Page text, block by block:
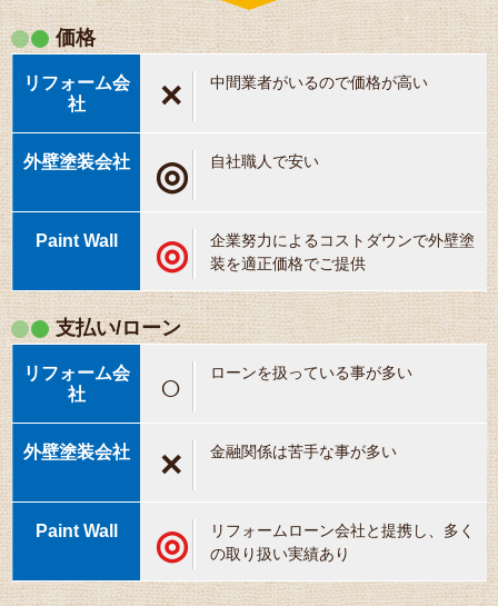
価格
× 中間業者がいるので価格が高い
◎ 自社職人で安い
◎
企業努力によるコストダウンで外壁塗
装を適正価格でご提供
支払い/ローン
○ ローンを扱っている事が多い
× 金融関係は苦手な事が多い
◎
リフォームローン会社と提携し、多く
の取り扱い実績あり